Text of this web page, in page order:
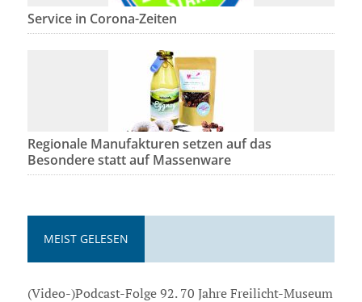
Service in Corona-Zeiten
Regionale Manufakturen setzen auf das
Besondere statt auf Massenware
MEIST GELESEN
(Video-)Podcast-Folge 92. 70 Jahre Freilicht-Museum